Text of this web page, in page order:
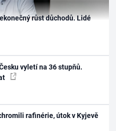
růst důchodů. Lidé
vyletí na 36 stupňů.
rafinérie, útok v Kyjevě